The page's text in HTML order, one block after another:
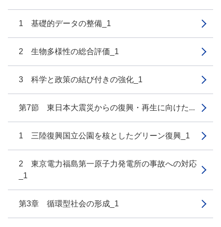
1 基礎的データの整備_1
2 生物多様性の総合評価_1
3 科学と政策の結び付きの強化_1
第7節 東日本大震災からの復興・再生に向けた...
1 三陸復興国立公園を核としたグリーン復興_1
2 東京電力福島第一原子力発電所の事故への対応
_1
第3章 循環型社会の形成_1